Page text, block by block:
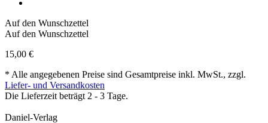
Auf den Wunschzettel
Auf den Wunschzettel
15,00 €
* Alle angegebenen Preise sind Gesamtpreise inkl. MwSt., zzgl.
Liefer- und Versandkosten
Die Lieferzeit beträgt 2 - 3 Tage.
Daniel-Verlag